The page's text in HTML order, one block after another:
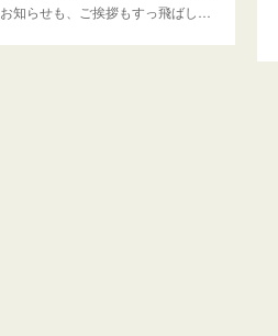
お知らせも、ご挨拶もすっ飛ばし…